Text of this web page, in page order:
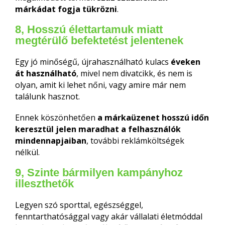
márkádat fogja tükrözni.
8, Hosszú élettartamuk miatt
megtérülő befektetést jelentenek
Egy jó minőségű, újrahasználható kulacs éveken
át használható, mivel nem divatcikk, és nem is
olyan, amit ki lehet nőni, vagy amire már nem
találunk hasznot.
Ennek köszönhetően a márkaüzenet hosszú időn
keresztül jelen maradhat a felhasználók
mindennapjaiban, további reklámköltségek
nélkül.
9, Szinte bármilyen kampányhoz
illeszthetők
Legyen szó sporttal, egészséggel,
fenntarthatósággal vagy akár vállalati életmóddal